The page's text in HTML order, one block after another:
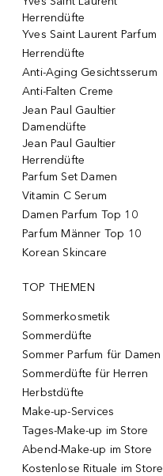
Herrendüfte
Yves Saint Laurent Parfum
Herrendüfte
Anti-Aging Gesichtsserum
Anti-Falten Creme
Jean Paul Gaultier
Damendüfte
Jean Paul Gaultier
Herrendüfte
Parfum Set Damen
Vitamin C Serum
Damen Parfum Top 10
Parfum Männer Top 10
Korean Skincare
TOP THEMEN
Sommerkosmetik
Sommerdüfte
Sommer Parfum für Damen
Sommerdüfte für Herren
Herbstdüfte
Make-up-Services
Tages-Make-up im Store
Abend-Make-up im Store
Kostenlose Rituale im Store